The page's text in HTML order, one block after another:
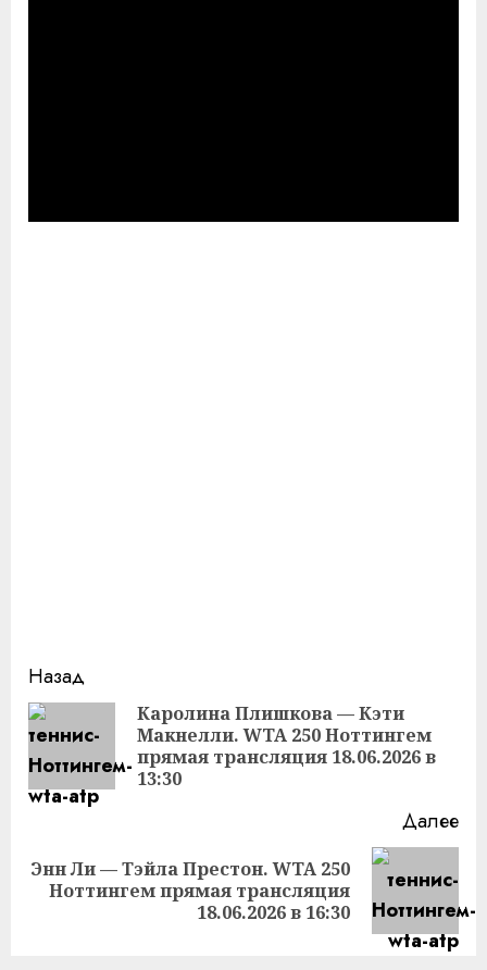
Продолжить
чтение
Назад
Каролина Плишкова — Кэти
Макнелли. WTA 250 Ноттингем
прямая трансляция 18.06.2026 в
13:30
Далее
Следующая
Энн Ли — Тэйла Престон. WTA 250
Ноттингем прямая трансляция
18.06.2026 в 16:30